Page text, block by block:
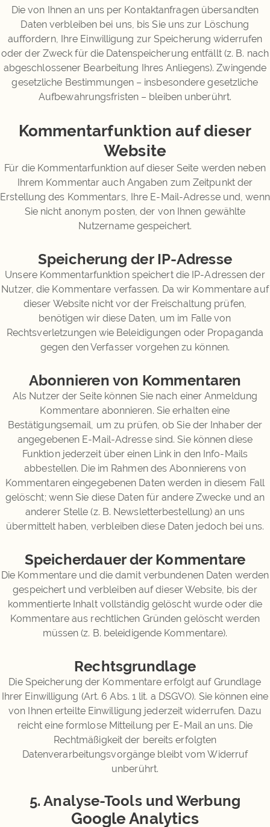
Die von Ihnen an uns per Kontaktanfragen übersandten
Daten verbleiben bei uns, bis Sie uns zur Löschung
auffordern, Ihre Einwilligung zur Speicherung widerrufen
oder der Zweck für die Datenspeicherung entfällt (z. B. nach
abgeschlossener Bearbeitung Ihres Anliegens). Zwingende
gesetzliche Bestimmungen – insbesondere gesetzliche
Aufbewahrungsfristen – bleiben unberührt.
Kommentar­funktion auf dieser
Website
Für die Kommentarfunktion auf dieser Seite werden neben
Ihrem Kommentar auch Angaben zum Zeitpunkt der
Erstellung des Kommentars, Ihre E-Mail-Adresse und, wenn
Sie nicht anonym posten, der von Ihnen gewählte
Nutzername gespeichert.
Speicherung der IP-Adresse
Unsere Kommentarfunktion speichert die IP-Adressen der
Nutzer, die Kommentare verfassen. Da wir Kommentare auf
dieser Website nicht vor der Freischaltung prüfen,
benötigen wir diese Daten, um im Falle von
Rechtsverletzungen wie Beleidigungen oder Propaganda
gegen den Verfasser vorgehen zu können.
Abonnieren von Kommentaren
Als Nutzer der Seite können Sie nach einer Anmeldung
Kommentare abonnieren. Sie erhalten eine
Bestätigungsemail, um zu prüfen, ob Sie der Inhaber der
angegebenen E-Mail-Adresse sind. Sie können diese
Funktion jederzeit über einen Link in den Info-Mails
abbestellen. Die im Rahmen des Abonnierens von
Kommentaren eingegebenen Daten werden in diesem Fall
gelöscht; wenn Sie diese Daten für andere Zwecke und an
anderer Stelle (z. B. Newsletterbestellung) an uns
übermittelt haben, verbleiben diese Daten jedoch bei uns.
Speicherdauer der Kommentare
Die Kommentare und die damit verbundenen Daten werden
gespeichert und verbleiben auf dieser Website, bis der
kommentierte Inhalt vollständig gelöscht wurde oder die
Kommentare aus rechtlichen Gründen gelöscht werden
müssen (z. B. beleidigende Kommentare).
Rechtsgrundlage
Die Speicherung der Kommentare erfolgt auf Grundlage
Ihrer Einwilligung (Art. 6 Abs. 1 lit. a DSGVO). Sie können eine
von Ihnen erteilte Einwilligung jederzeit widerrufen. Dazu
reicht eine formlose Mitteilung per E-Mail an uns. Die
Rechtmäßigkeit der bereits erfolgten
Datenverarbeitungsvorgänge bleibt vom Widerruf
unberührt.
5. Analyse-Tools und Werbung
Google Analytics